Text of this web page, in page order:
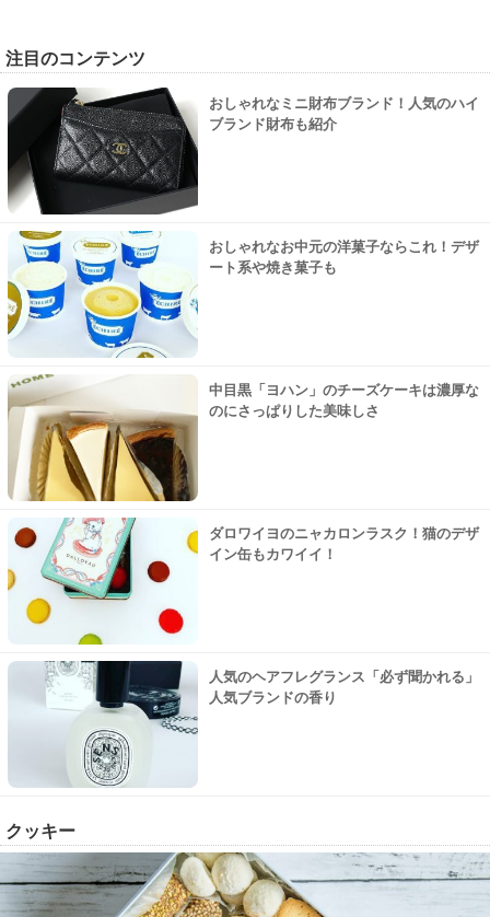
注目のコンテンツ
おしゃれなミニ財布ブランド！人気のハイ
ブランド財布も紹介
おしゃれなお中元の洋菓子ならこれ！デザ
ート系や焼き菓子も
中目黒「ヨハン」のチーズケーキは濃厚な
のにさっぱりした美味しさ
ダロワイヨのニャカロンラスク！猫のデザ
イン缶もカワイイ！
人気のヘアフレグランス「必ず聞かれる」
人気ブランドの香り
クッキー